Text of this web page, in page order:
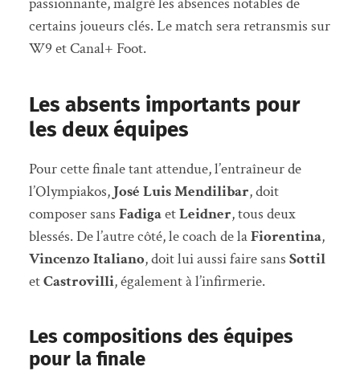
certains joueurs clés. Le match sera retransmis sur
W9 et Canal+ Foot.
Les absents importants pour
les deux équipes
Pour cette finale tant attendue, l’entraîneur de
l’Olympiakos, José Luis Mendilibar, doit
composer sans FadigaetLeidner, tous deux
blessés. De l’autre côté, le coach de laFiorentina,
Vincenzo Italiano, doit lui aussi faire sans Sottil
etCastrovilli, également à l’infirmerie.
Les compositions des équipes
pour la finale